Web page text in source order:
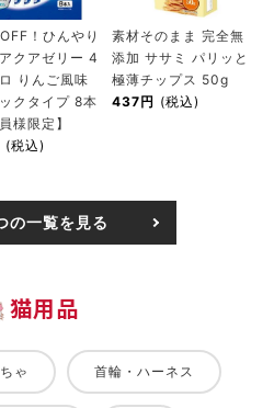
！ひんやり
クアゼリー 4
りんご風味
クタイプ 8本
様限定】
(税込)
素材そのまま 完全無
添加 ササミ パリッと
極薄チップス 50g
437円 (税込)
の一覧を見る
猫用品
ゃ 首輪・ハーネス